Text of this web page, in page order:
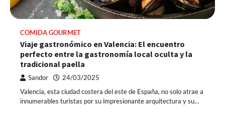
COMIDA GOURMET
Viaje gastronómico en Valencia: El encuentro
perfecto entre la gastronomía local oculta y la
tradicional paella
Sandor 24/03/2025
Valencia, esta ciudad costera del este de España, no solo atrae a
innumerables turistas por su impresionante arquitectura y su…